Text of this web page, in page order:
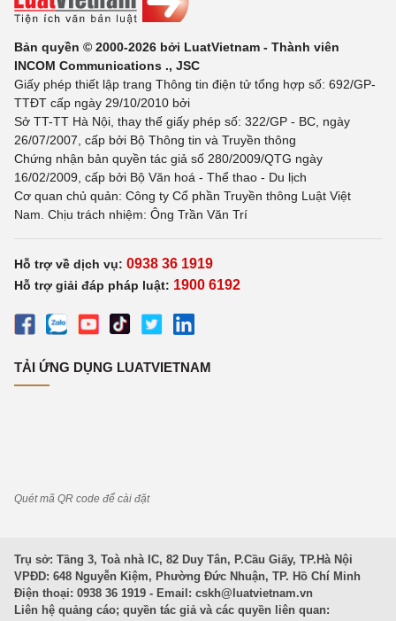
Bản quyền © 2000-2026 bởi LuatVietnam - Thành viên
INCOM Communications ., JSC
Giấy phép thiết lập trang Thông tin điện tử tổng hợp số: 692/GP-
TTĐT cấp ngày 29/10/2010 bởi
Sở TT-TT Hà Nội, thay thế giấy phép số: 322/GP - BC, ngày
26/07/2007, cấp bởi Bộ Thông tin và Truyền thông
Chứng nhận bản quyền tác giả số 280/2009/QTG ngày
16/02/2009, cấp bởi Bộ Văn hoá - Thể thao - Du lịch
Cơ quan chủ quản: Công ty Cổ phần Truyền thông Luật Việt
Nam. Chịu trách nhiệm: Ông Trần Văn Trí
Hỗ trợ về dịch vụ: 0938 36 1919
Hỗ trợ giải đáp pháp luật: 1900 6192
TẢI ỨNG DỤNG LUATVIETNAM
Quét mã QR code để cài đặt
Trụ sở: Tầng 3, Toà nhà IC, 82 Duy Tân, P.Cầu Giấy, TP.Hà Nội
VPĐD: 648 Nguyễn Kiệm, Phường Đức Nhuận, TP. Hồ Chí Minh
Điện thoại: 0938 36 1919 - Email: cskh@luatvietnam.vn
Liên hệ quảng cáo; quyền tác giả và các quyền liên quan: